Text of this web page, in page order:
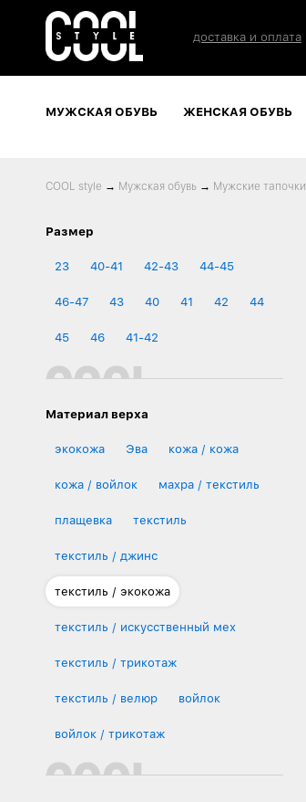
доставка и оплата
МУЖСКАЯ ОБУВЬ ЖЕНСКАЯ ОБУВЬ
COOL style → Мужская обувь → Мужские тапочки
Размер
23 40-41 42-43 44-45
46-47 43 40 41 42 44
45 46 41-42
Материал верха
экокожа Эва кожа / кожа
кожа / войлок махра / текстиль
плащевка текстиль
текстиль / джинс
текстиль / экокожа
текстиль / искусственный мех
текстиль / трикотаж
текстиль / велюр войлок
войлок / трикотаж